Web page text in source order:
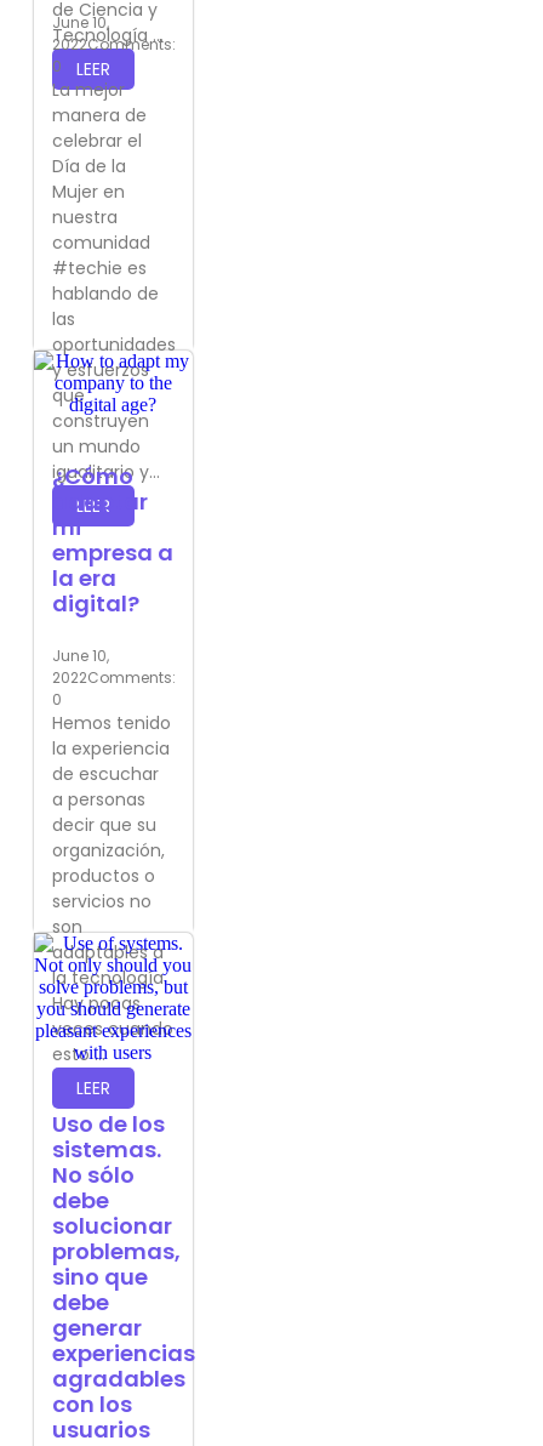
de Ciencia y
Tecnología ...
LEER
June 10,
2022Comments:
0
La mejor
manera de
celebrar el
Día de la
Mujer en
nuestra
comunidad
#techie es
hablando de
las
oportunidades
y esfuerzos
que
construyen
un mundo
igualitario y...
LEER
¿Cómo
adaptar
mi
empresa a
la era
digital?
June 10,
2022Comments:
0
Hemos tenido
la experiencia
de escuchar
a personas
decir que su
organización,
productos o
servicios no
son
adaptables a
la tecnología.
Hay pocas
veces cuando
esto ...
LEER
Uso de los
sistemas.
No sólo
debe
solucionar
problemas,
sino que
debe
generar
experiencias
agradables
con los
usuarios